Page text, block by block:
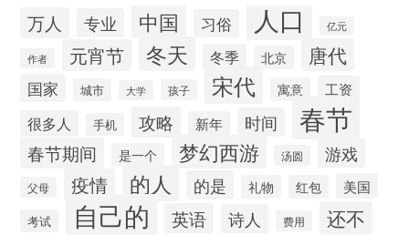
万人 专业 中国 习俗 人口 亿元
作者 元宵节 冬天 冬季 北京 唐代
国家 城市 大学 孩子 宋代 寓意 工资
很多人 手机 攻略 新年 时间 春节
春节期间 是一个 梦幻西游 汤圆 游戏
父母 疫情 的人 的是 礼物 红包 美国
考试 自己的 英语 诗人 费用 还不